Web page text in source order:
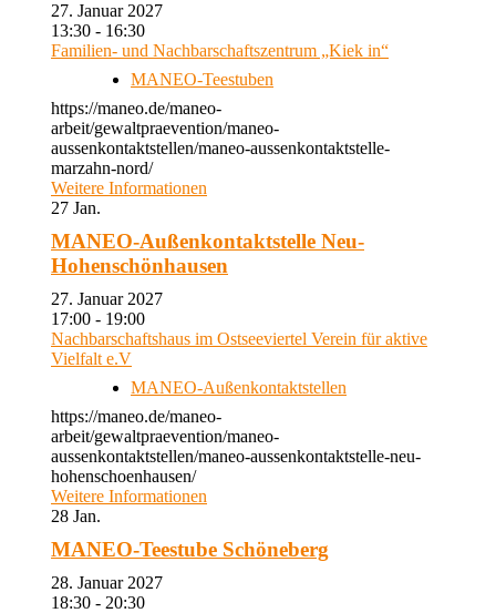
27. Januar 2027
13:30 - 16:30
Familien- und Nachbarschaftszentrum „Kiek in“
MANEO-Teestuben
https://maneo.de/maneo-
arbeit/gewaltpraevention/maneo-
aussenkontaktstellen/maneo-aussenkontaktstelle-
marzahn-nord/
Weitere Informationen
27 Jan.
MANEO-Außenkontaktstelle Neu-
Hohenschönhausen
27. Januar 2027
17:00 - 19:00
Nachbarschaftshaus im Ostseeviertel Verein für aktive
Vielfalt e.V
MANEO-Außenkontaktstellen
https://maneo.de/maneo-
arbeit/gewaltpraevention/maneo-
aussenkontaktstellen/maneo-aussenkontaktstelle-neu-
hohenschoenhausen/
Weitere Informationen
28 Jan.
MANEO-Teestube Schöneberg
28. Januar 2027
18:30 - 20:30